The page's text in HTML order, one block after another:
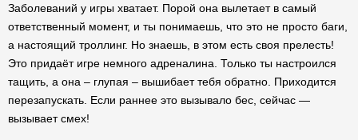
Заболеваний у игры хватает. Порой она вылетает в самый
ответственный момент, и ты понимаешь, что это не просто баги,
а настоящий троллинг. Но знаешь, в этом есть своя прелесть!
Это придаёт игре немного адреналина. Только ты настроился
тащить, а она – глупая – вышибает тебя обратно. Приходится
перезапускать. Если раннее это вызывало бес, сейчас —
вызывает смех!